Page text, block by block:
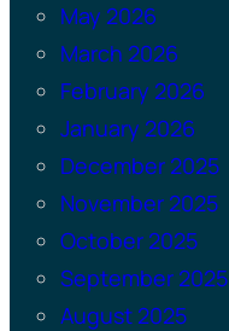
May 2026
March 2026
February 2026
January 2026
December 2025
November 2025
October 2025
September 2025
August 2025